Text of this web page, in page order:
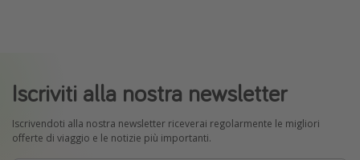
Iscriviti alla nostra newsletter
Iscrivendoti alla nostra newsletter riceverai regolarmente le migliori
offerte di viaggio e le notizie più importanti.